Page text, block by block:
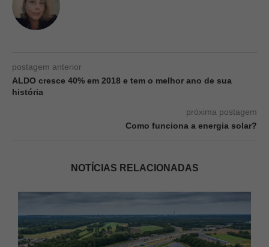
postagem anterior
ALDO cresce 40% em 2018 e tem o melhor ano de sua
história
próxima postagem
Como funciona a energia solar?
NOTÍCIAS RELACIONADAS